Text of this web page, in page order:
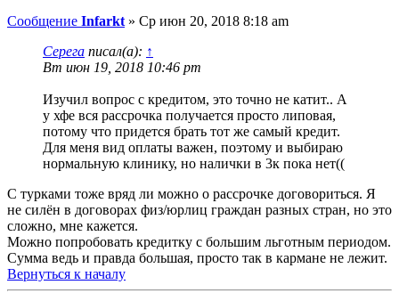
Сообщение Infarkt » Ср июн 20, 2018 8:18 am
Серега писал(а): ↑
Вт июн 19, 2018 10:46 pm
Изучил вопрос с кредитом, это точно не катит.. А
у хфе вся рассрочка получается просто липовая,
потому что придется брать тот же самый кредит.
Для меня вид оплаты важен, поэтому и выбираю
нормальную клинику, но налички в 3к пока нет((
С турками тоже вряд ли можно о рассрочке договориться. Я
не силён в договорах физ/юрлиц граждан разных стран, но это
сложно, мне кажется.
Можно попробовать кредитку с большим льготным периодом.
Сумма ведь и правда большая, просто так в кармане не лежит.
Вернуться к началу